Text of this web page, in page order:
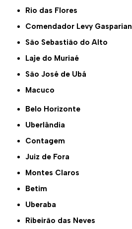
Rio das Flores
Comendador Levy Gasparian
São Sebastião do Alto
Laje do Muriaé
São José de Ubá
Macuco
Belo Horizonte
Uberlândia
Contagem
Juiz de Fora
Montes Claros
Betim
Uberaba
Ribeirão das Neves